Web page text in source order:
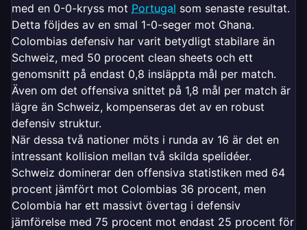
med en 0-0-kryss mot Portugal som senaste resultat.
Detta följdes av en smal 1-0-seger mot Ghana.
Colombias defensiv har varit betydligt stabilare än
Schweiz, med 50 procent clean sheets och ett
genomsnitt på endast 0,8 insläppta mål per match.
Även om det offensiva snittet på 1,8 mål per match är
lägre än Schweiz, kompenseras det av en robust
defensiv struktur.
När dessa två nationer möts i runda av 16 är det en
intressant kollision mellan två skilda spelidéer.
Schweiz dominerar den offensiva statistiken med 64
procent jämfört mot Colombias 36 procent, men
Colombia har ett massivt övertag i defensiv
jämförelse med 75 procent mot endast 25 procent för